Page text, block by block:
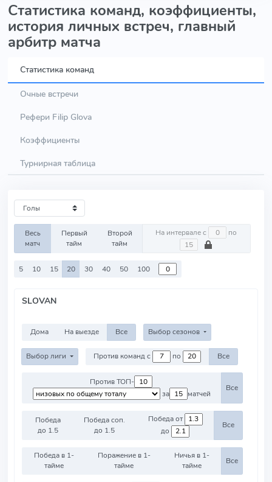
Статистика команд, коэффициенты,
история личных встреч, главный
арбитр матча
Статистика команд
Очные встречи
Рефери Filip Glova
Коэффициенты
Турнирная таблица
Весь
матч
Первый
тайм
Второй
тайм
На интервале с по
5 10 15 20 30 40 50 100
SLOVAN
Дома На выезде Все Выбор сезонов
Выбор лиги Против команд с по Все
Против ТОП-
за
матчей
Все
Победа
до 1.5
Победа соп.
до 1.5
Победа от
до
Все
Победа в 1-
тайме
Поражение в 1-
тайме
Ничья в 1-
тайме
Все